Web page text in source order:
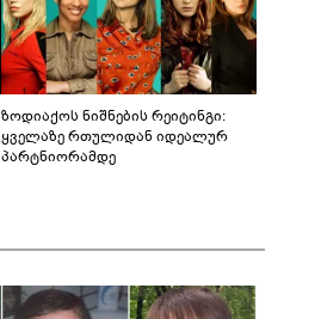
ზოდიაქოს ნიშნების რეიტინგი:
ყველაზე რთულიდან იდეალურ
პარტნიორამდე